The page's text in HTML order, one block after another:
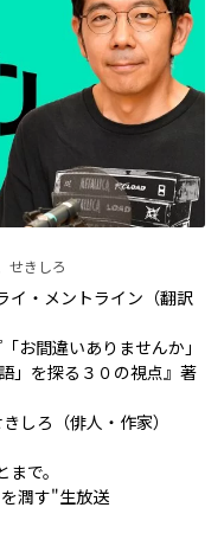
せきしろ
・メントライン（翻訳
お間違いありませんか」
」を探る３０の視点』著
しろ（俳人・作家）
で。
潤す"生放送